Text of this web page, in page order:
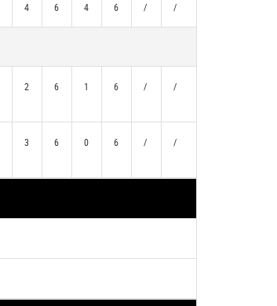
4 6 4 6 / /
2 6 1 6 / /
3 6 0 6 / /